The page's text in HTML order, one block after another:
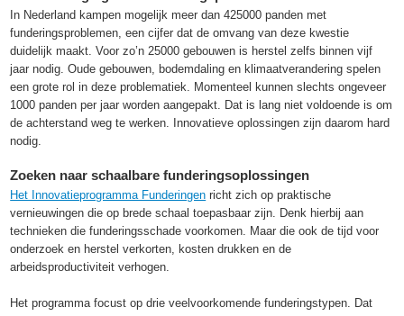
In Nederland kampen mogelijk meer dan 425000 panden met
funderingsproblemen, een cijfer dat de omvang van deze kwestie
duidelijk maakt. Voor zo’n 25000 gebouwen is herstel zelfs binnen vijf
jaar nodig. Oude gebouwen, bodemdaling en klimaatverandering spelen
een grote rol in deze problematiek. Momenteel kunnen slechts ongeveer
1000 panden per jaar worden aangepakt. Dat is lang niet voldoende is om
de achterstand weg te werken. Innovatieve oplossingen zijn daarom hard
nodig.
Zoeken naar schaalbare funderingsoplossingen
Het Innovatieprogramma Funderingen richt zich op praktische
vernieuwingen die op brede schaal toepasbaar zijn. Denk hierbij aan
technieken die funderingsschade voorkomen. Maar die ook de tijd voor
onderzoek en herstel verkorten, kosten drukken en de
arbeidsproductiviteit verhogen.
Het programma focust op drie veelvoorkomende funderingstypen. Dat